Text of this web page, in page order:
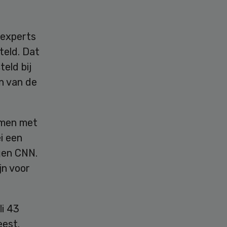
Dat
bij
van de
met
een
CNN.
voor
43